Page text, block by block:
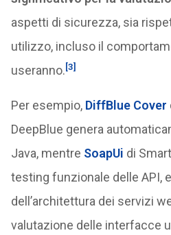
aspetti di sicurezza, sia
utilizzo, incluso il
useranno.[3]
Per esempio, DiffBlue Cover
DeepBlue genera
Java, mentre SoapUi di
testing funzionale delle API,
dell’architettura dei servizi
valutazione delle interfacce